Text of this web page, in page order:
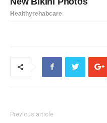
Previous article